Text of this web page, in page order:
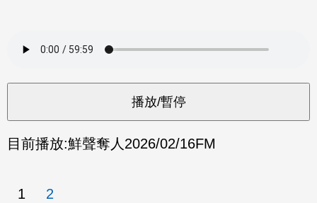
目前播放:鮮聲奪人2026/02/16FM
1 2